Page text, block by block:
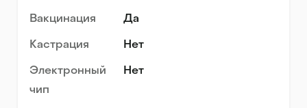
Вакцинация Да
Кастрация Нет
Электронный
чип
Нет